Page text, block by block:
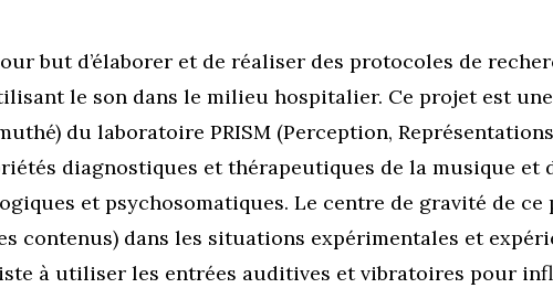
but d’élaborer et de réaliser des protocoles de
le son dans le milieu hospitalier. Ce projet est
du laboratoire PRISM (Perception,
diagnostiques et thérapeutiques de la musique et
et psychosomatiques. Le centre de gravité de ce
contenus) dans les situations expérimentales et
à utiliser les entrées auditives et vibratoires pour